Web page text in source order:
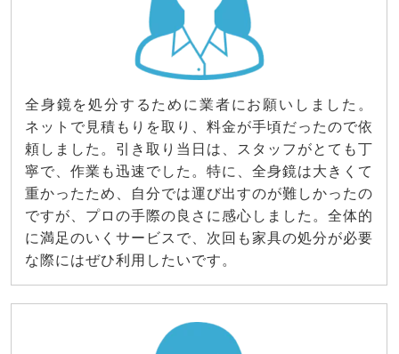
全身鏡を処分するために業者にお願いしました。
ネットで見積もりを取り、料金が手頃だったので依
頼しました。引き取り当日は、スタッフがとても丁
寧で、作業も迅速でした。特に、全身鏡は大きくて
重かったため、自分では運び出すのが難しかったの
ですが、プロの手際の良さに感心しました。全体的
に満足のいくサービスで、次回も家具の処分が必要
な際にはぜひ利用したいです。